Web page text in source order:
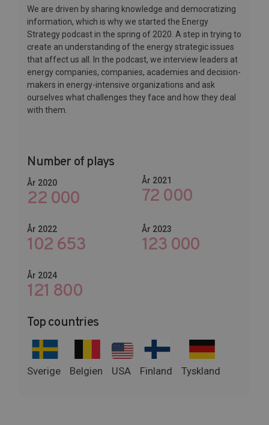
We are driven by sharing knowledge and democratizing
information, which is why we started the Energy
Strategy podcast in the spring of 2020. A step in trying to
create an understanding of the energy strategic issues
that affect us all. In the podcast, we interview leaders at
energy companies, companies, academies and decision-
makers in energy-intensive organizations and ask
ourselves what challenges they face and how they deal
with them.
Number of plays
År 2020
22 000
År 2021
72 000
År 2022
102 653
År 2023
145 674
År 2024
148 800
Top countries
Sverige Belgien USA Finland Tyskland